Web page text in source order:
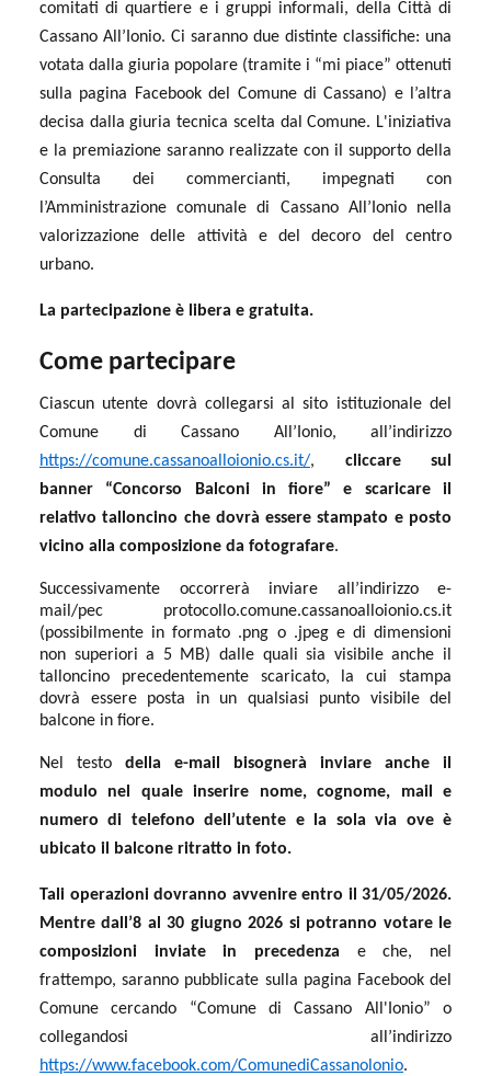
comitati di quartiere e i gruppi informali, della Città di
Cassano All’Ionio. Ci saranno due distinte classifiche: una
votata dalla giuria popolare (tramite i “mi piace” ottenuti
sulla pagina Facebook del Comune di Cassano) e l’altra
decisa dalla giuria tecnica scelta dal Comune. L'iniziativa
e la premiazione saranno realizzate con il supporto della
Consulta dei commercianti, impegnati con
l’Amministrazione comunale di Cassano All’Ionio nella
valorizzazione delle attività e del decoro del centro
urbano.
La partecipazione è libera e gratuita.
Come partecipare
Ciascun utente dovrà collegarsi al sito istituzionale del
Comune di Cassano All’Ionio, all’indirizzo
https://comune.cassanoalloionio.cs.it/, cliccare sul
banner “Concorso Balconi in fiore” e scaricare il
relativo talloncino che dovrà essere stampato e posto
vicino alla composizione da fotografare.
Successivamente occorrerà inviare all’indirizzo e-
mail/pec protocollo.comune.cassanoalloionio.cs.it
(possibilmente in formato .png o .jpeg e di dimensioni
non superiori a 5 MB) dalle quali sia visibile anche il
talloncino precedentemente scaricato, la cui stampa
dovrà essere posta in un qualsiasi punto visibile del
balcone in fiore.
Nel testo della e-mail bisognerà inviare anche il
modulo nel quale inserire nome, cognome, mail e
numero di telefono dell’utente e la sola via ove è
ubicato il balcone ritratto in foto.
Tali operazioni dovranno avvenire entro il 31/05/2026.
Mentre dall’8 al 30 giugno 2026 si potranno votare le
composizioni inviate in precedenza e che, nel
frattempo, saranno pubblicate sulla pagina Facebook del
Comune cercando “Comune di Cassano All'Ionio” o
collegandosi all’indirizzo
https://www.facebook.com/ComunediCassanolonio.